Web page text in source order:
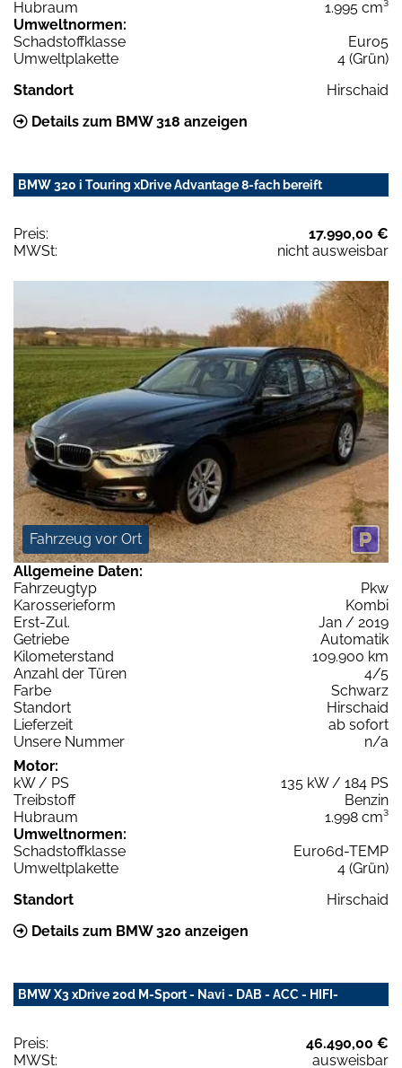
Hubraum
1.995 cm³
Umweltnormen:
Schadstoffklasse
Euro5
Umweltplakette
4 (Grün)
Standort
Hirschaid
Details zum BMW 318 anzeigen
BMW 320 i Touring xDrive Advantage 8-fach bereift
Preis:
17.990,00 €
MWSt:
nicht ausweisbar
Fahrzeug vor Ort
Allgemeine Daten:
Fahrzeugtyp
Pkw
Karosserieform
Kombi
Erst-Zul.
Jan / 2019
Getriebe
Automatik
Kilometerstand
109.900 km
Anzahl der Türen
4/5
Farbe
Schwarz
Standort
Hirschaid
Lieferzeit
ab sofort
Unsere Nummer
n/a
Motor:
kW / PS
135 kW / 184 PS
Treibstoff
Benzin
Hubraum
1.998 cm³
Umweltnormen:
Schadstoffklasse
Euro6d-TEMP
Umweltplakette
4 (Grün)
Standort
Hirschaid
Details zum BMW 320 anzeigen
BMW X3 xDrive 20d M-Sport - Navi - DAB - ACC - HIFI-
Preis:
46.490,00 €
MWSt:
ausweisbar